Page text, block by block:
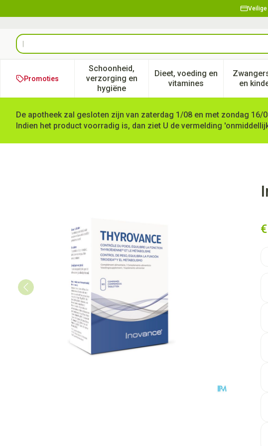
Product, merk, categorie...
Promoties
Schoonheid,
verzorging en
hygiëne
Toon submenu voor Schoonheid,
Dieet, voeding en
vitaminesToon submenu voor
en
De apotheek zal gesloten zijn van zaterdag 1/08 en met zondag
Indien het product voorradig is, dan ziet U de vermelding